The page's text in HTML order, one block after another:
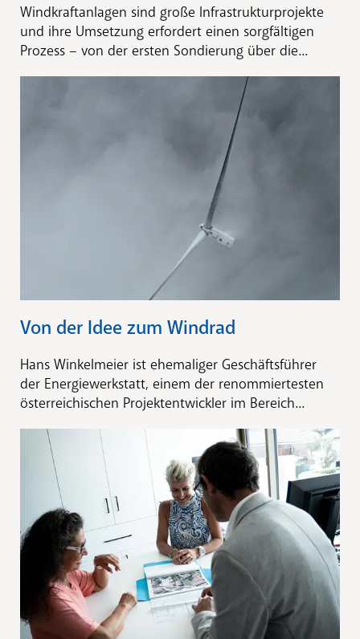
Windkraftanlagen sind große Infrastrukturprojekte
und ihre Umsetzung erfordert einen sorgfältigen
Prozess – von der ersten Sondierung über die...
Von der Idee zum Windrad
Hans Winkelmeier ist ehemaliger Geschäftsführer
der Energiewerkstatt, einem der renommiertesten
österreichischen Projektentwickler im Bereich...